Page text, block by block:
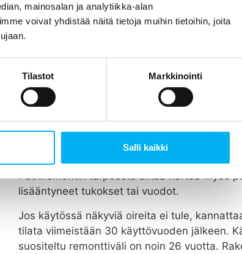
mainosalan ja analytiikka-alan
voivat yhdistää näitä tietoja muihin tietoihin, joita
Tilastot Markkinointi
Salli kaikki
Koska viemäri- tai
tehdään?
Rakennuksen putkisto vanhenee, kuluu ja
vuodessa, riippuen putkiston materiaaleista
Putkiremontin tarpeesta alkaa kertoa myös
lisääntyneet tukokset tai vuodot.
Jos käytössä näkyviä oireita ei tule,
tilata viimeistään 30 käyttövuoden jälkeen.
suositeltu remonttiväli on noin 26 vuotta.